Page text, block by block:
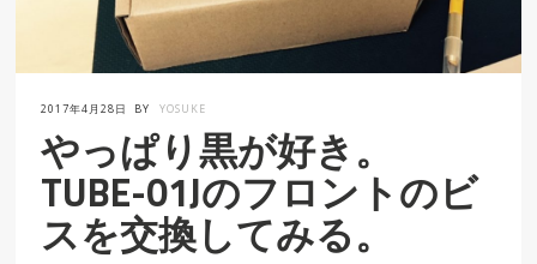
2017年4月28日 BY YOSUKE
やっぱり黒が好き。
TUBE-01Jのフロントのビ
スを交換してみる。